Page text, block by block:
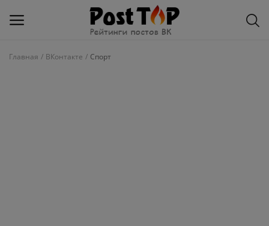
Главная ВКонтакте Спорт